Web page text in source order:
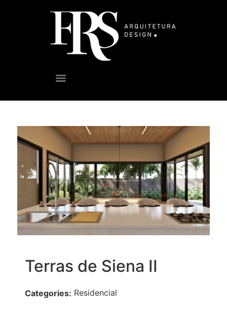
Terras de Siena II
Categories: Residencial